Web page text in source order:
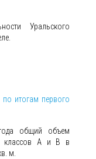
Уральского
итогам первого
общий объем
классов А и B в
м.